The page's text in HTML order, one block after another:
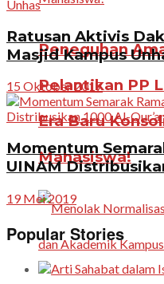
Peneguhan
Pelantikan PP
Era Baru
Mahasiswa!
Ratusan Aktivis
Masjid Kampus
15 Oktober 2017
Momentum
UINAM
19 Mei 2019
Popular Stories